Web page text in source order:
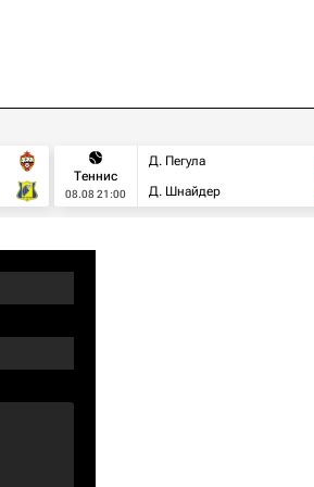
Теннис
08.08 21:00
Д. Пегула
Д. Шнайдер